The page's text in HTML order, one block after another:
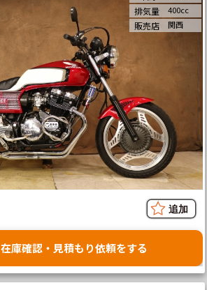
排気量 400cc
販売店 関西
在庫確認・見積もり依頼をする